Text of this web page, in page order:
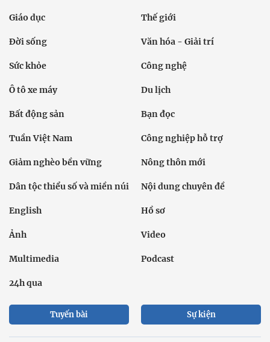
Giáo dục Thế giới
Đời sống Văn hóa - Giải trí
Sức khỏe Công nghệ
Ô tô xe máy Du lịch
Bất động sản Bạn đọc
Tuần Việt Nam Công nghiệp hỗ trợ
Giảm nghèo bền vững Nông thôn mới
Dân tộc thiểu số và miền núi Nội dung chuyên đề
English Hồ sơ
Ảnh Video
Multimedia Podcast
24h qua
Tuyến bài Sự kiện